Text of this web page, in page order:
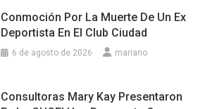
Conmoción Por La Muerte De Un Ex
Deportista En El Club Ciudad
6 de agosto de 2026 mariano
Consultoras Mary Kay Presentaron